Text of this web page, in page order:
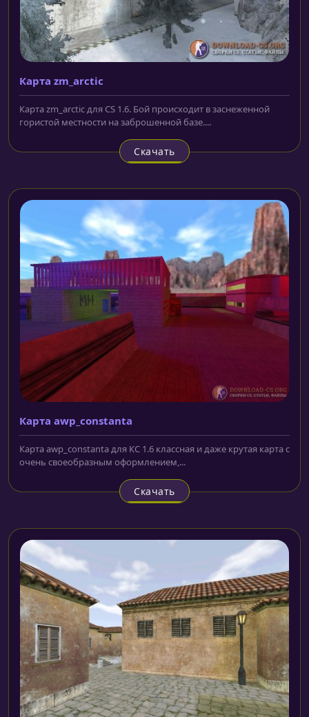
Карта zm_arctic
Карта zm_arctic для CS 1.6. Бой происходит в заснеженной
гористой местности на заброшенной базе....
Скачать
Карта awp_constanta
Карта awp_constanta для КС 1.6 классная и даже крутая карта с
очень своеобразным оформлением,...
Скачать